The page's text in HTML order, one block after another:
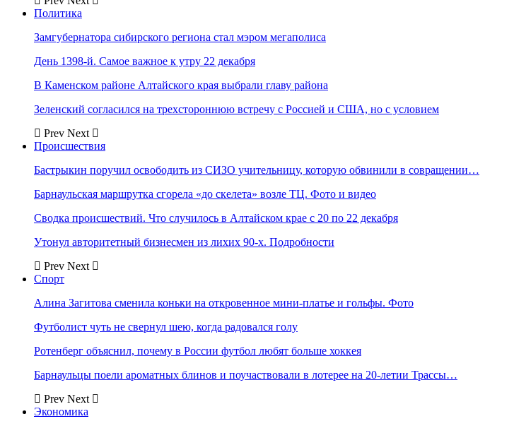
Политика
Замгубернатора сибирского региона стал мэром мегаполиса
День 1398-й. Самое важное к утру 22 декабря
В Каменском районе Алтайского края выбрали главу района
Зеленский согласился на трехстороннюю встречу с Россией и США, но с условием
Prev Next
Происшествия
Бастрыкин поручил освободить из СИЗО учительницу, которую обвинили в совращении…
Барнаульская маршрутка сгорела «до скелета» возле ТЦ. Фото и видео
Сводка происшествий. Что случилось в Алтайском крае с 20 по 22 декабря
Утонул авторитетный бизнесмен из лихих 90-х. Подробности
Prev Next
Спорт
Алина Загитова сменила коньки на откровенное мини-платье и гольфы. Фото
Футболист чуть не свернул шею, когда радовался голу
Ротенберг объяснил, почему в России футбол любят больше хоккея
Барнаульцы поели ароматных блинов и поучаствовали в лотерее на 20-летии Трассы…
Prev Next
Экономика